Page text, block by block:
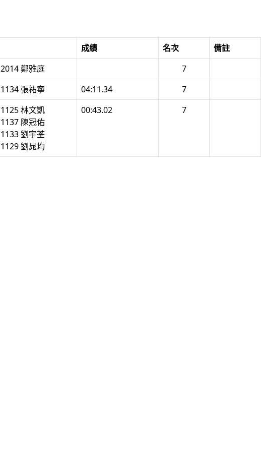
成績 名次
備註
2014 鄭雅庭
7
1134 張祐寧 04:11.34
7
1125 林文凱
1137 陳冠佑
1133 劉宇荃
1129 劉晁均
00:43.02 7